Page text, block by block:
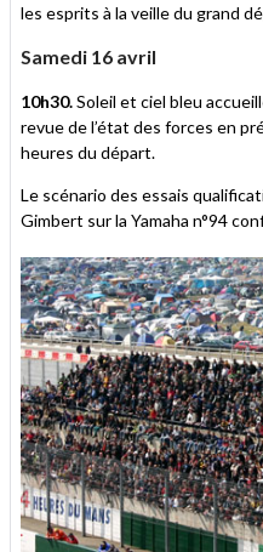
les esprits à la veille du grand
Samedi 16 avril
10h30.Soleil et ciel bleu
revue de l’état des forces en
heures du départ.
Le scénario des essais
Gimbert sur la Yamaha n°94